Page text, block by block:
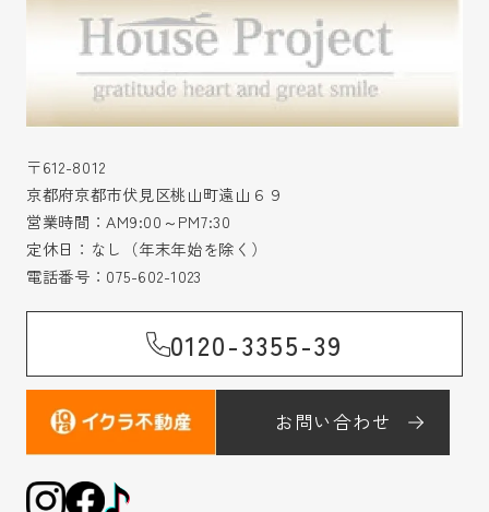
〒612-8012
京都府京都市伏見区桃山町遠山６９
営業時間：AM9:00～PM7:30
定休日：なし（年末年始を除く）
電話番号： 075-602-1023
0120-3355-39
お問い合わせ